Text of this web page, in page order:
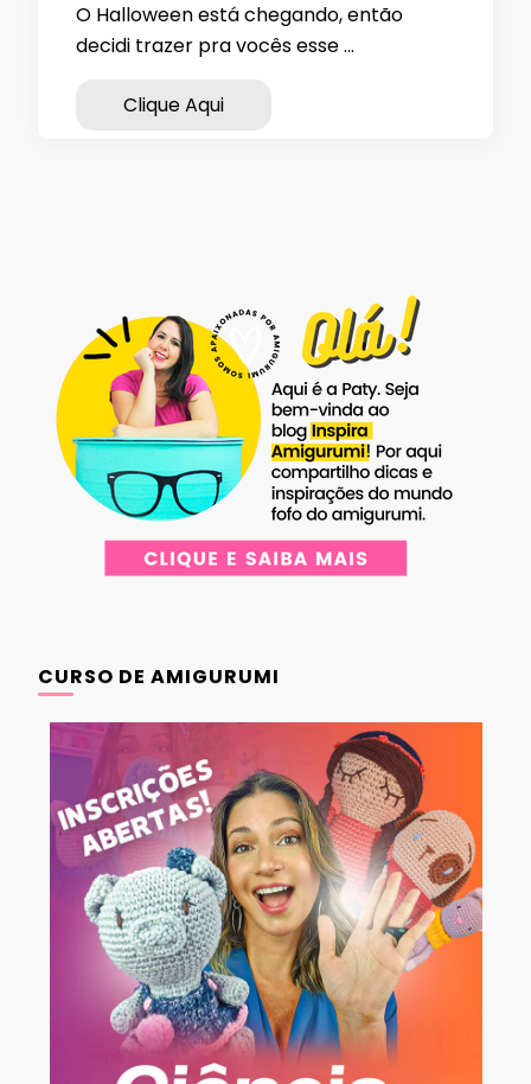
O Halloween está chegando, então
decidi trazer pra vocês esse …
Clique Aqui
CURSO DE AMIGURUMI